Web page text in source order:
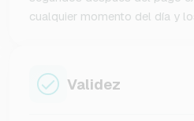
cualquier momento del día y
Validez